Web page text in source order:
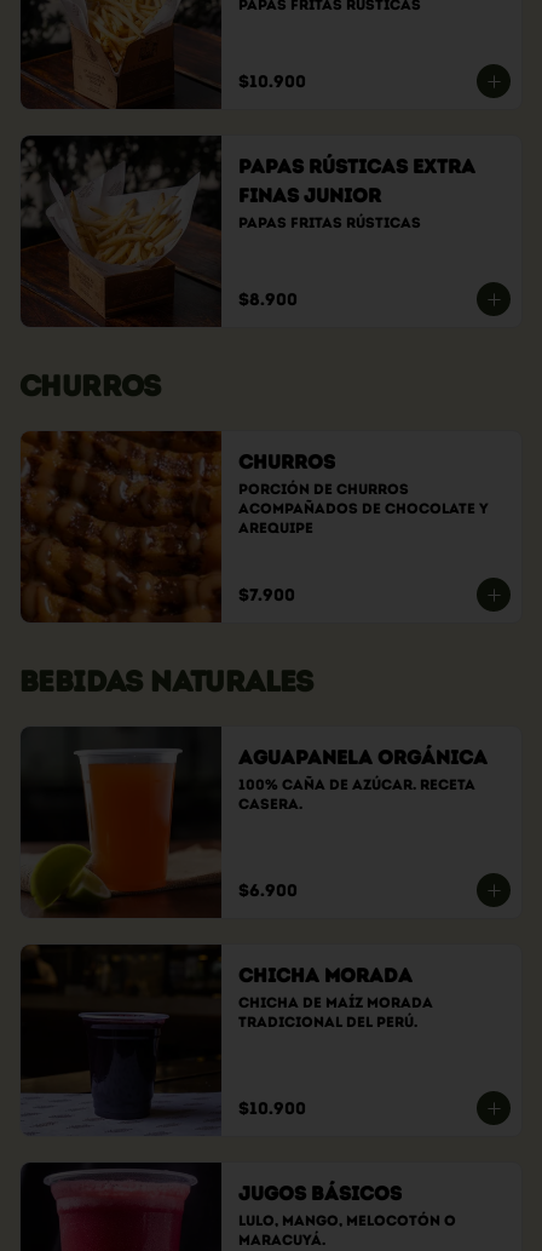
Papas fritas rústicas
$10.900
Papas Rústicas Extra
Finas Junior
Papas fritas rústicas
$8.900
CHURROS
Churros
Porción de churros
acompañados de chocolate y
arequipe
$7.900
BEBIDAS NATURALES
Aguapanela Orgánica
100% caña de azúcar. Receta
casera.
$6.900
Chicha Morada
Chicha de maíz morada
tradicional del Perú.
$10.900
Jugos Básicos
Lulo, Mango, Melocotón o
Maracuyá.